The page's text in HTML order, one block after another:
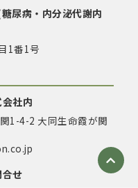
尿病・内分泌代謝内
1番1号
社内
1-4-2 大同生命霞が関
せ